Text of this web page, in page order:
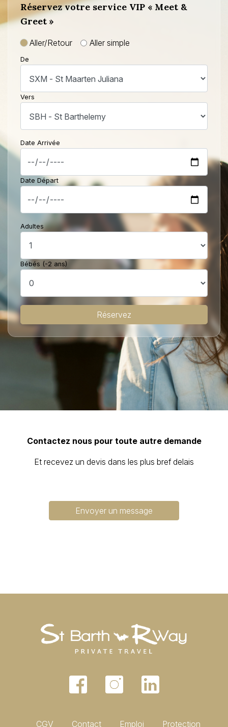
Réservez votre service VIP « Meet &
Greet »
Aller/Retour Aller simple
De
Vers
Date Arrivée
Date Départ
Adultes
Bébés (-2 ans)
Réservez
Contactez nous pour toute autre demande
Et recevez un devis dans les plus bref delais
Envoyer un message
CGV Contact Emploi Protection